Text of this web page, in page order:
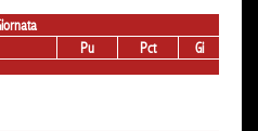
Pu Pct Gi